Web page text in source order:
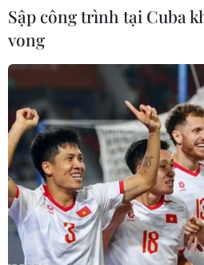
Bầu cử Mỹ 2020: Tổng
Trump bỏ phiếu sớm
24/10/2020 14:50
Sập công trình tại Cuba
vong